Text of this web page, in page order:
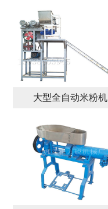
大型全自动米粉机